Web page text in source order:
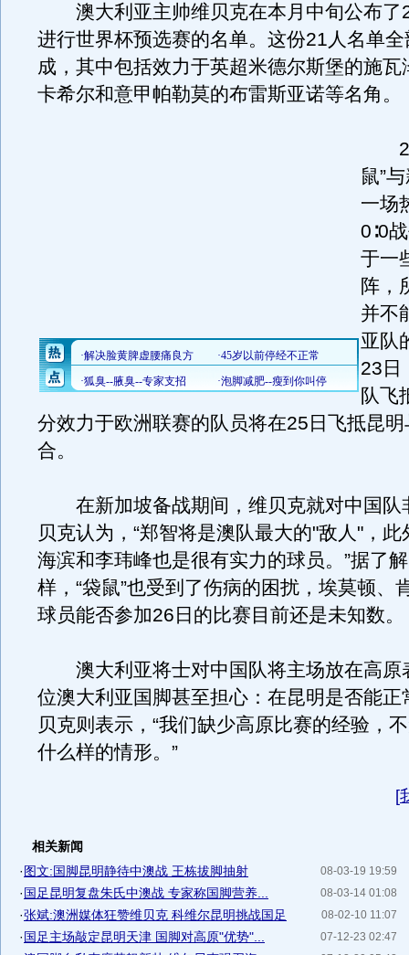
澳大利亚主帅维贝克在本月中旬公布了
进行世界杯预选赛的名单。这份21人名单全
成，其中包括效力于英超米德尔斯堡的施瓦
卡希尔和意甲帕勒莫的布雷斯亚诺等名角。
22
鼠”
一场
0∶0
于一
阵，
并不
亚队
23日
队飞
分效力于欧洲联赛的队员将在25日飞抵昆
合。
在新加坡备战期间，维贝克就对中国队
贝克认为，“郑智将是澳队最大的"敌人"，
海滨和李玮峰也是很有实力的球员。”据了
样，“袋鼠”也受到了伤病的困扰，埃莫顿、
球员能否参加26日的比赛目前还是未知数。
澳大利亚将士对中国队将主场放在高原
位澳大利亚国脚甚至担心：在昆明是否能正
贝克则表示，“我们缺少高原比赛的经验，
什么样的情形。”
[
相关新闻
08-03-19 19:59
·图文:国脚昆明静待中澳战 王栋拔脚抽射
08-03-14 01:08
·国足昆明复盘朱氏中澳战 专家称国脚营养...
08-02-10 11:07
·张斌:澳洲媒体狂赞维贝克 科维尔昆明挑战国足
07-12-23 02:47
·国足主场敲定昆明天津 国脚对高原"优势"...